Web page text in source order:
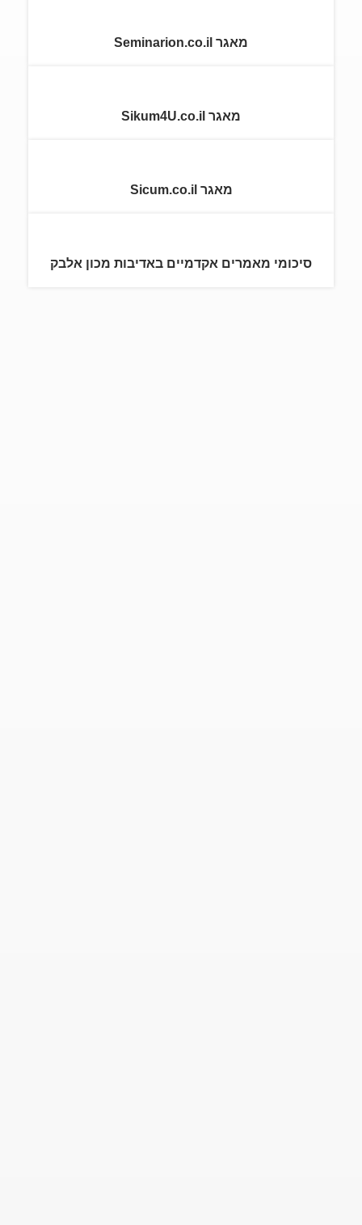
מאגר Seminarion.co.il
מאגר Sikum4U.co.il
מאגר Sicum.co.il
סיכומי מאמרים אקדמיים באדיבות מכון אלבק